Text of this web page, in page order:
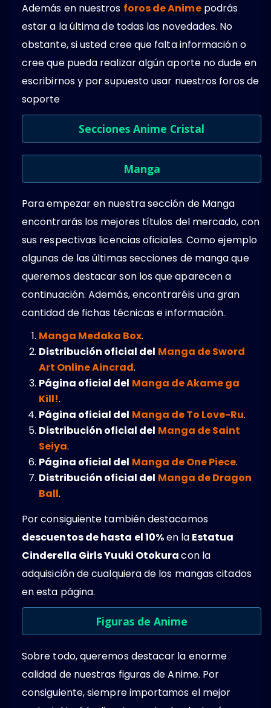
Además en nuestros foros de Animepodrás
estar a la última de todas las novedades. No
obstante, si usted cree que falta información o
cree que pueda realizar algún aporte no dude en
escribirnos y por supuesto usar nuestros foros de
soporte
Secciones Anime Cristal
Manga
Para empezar en nuestra sección de Manga
encontrarás los mejores títulos del mercado, con
sus respectivas licencias oficiales. Como ejemplo
algunas de las últimas secciones de manga que
queremos destacar son los que aparecen a
continuación. Además, encontraréis una gran
cantidad de fichas técnicas e información.
Manga Medaka Box.
Distribución oficial del Manga de Sword
Art Online Aincrad.
Página oficial del Manga de Akame ga
Kill!.
Página oficial del Manga de To Love-Ru.
Distribución oficial del Manga de Saint
Seiya.
Página oficial del Manga de One Piece.
Distribución oficial del Manga de Dragon
Ball.
Por consiguiente también destacamos
descuentos de hasta el 10%en la Estatua
Cinderella Girls Yuuki Otokuracon la
adquisición de cualquiera de los mangas citados
en esta página.
Figuras de Anime
Sobre todo, queremos destacar la enorme
calidad de nuestras figuras de Anime. Por
consiguiente, siempre importamos el mejor